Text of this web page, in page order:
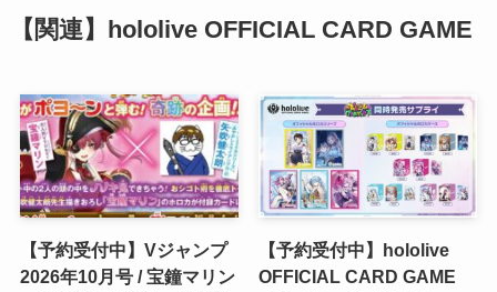
【関連】hololive OFFICIAL CARD GAME
【予約受付中】Vジャンプ
2026年10月号 / 宝鐘マリン
【予約受付中】hololive
OFFICIAL CARD GAME